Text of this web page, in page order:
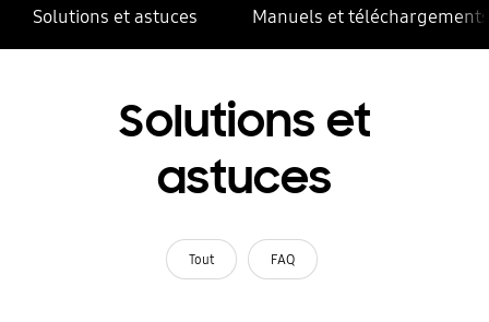
Solutions et astuces Manuels et téléchargements
Solutions et
astuces
Tout FAQ